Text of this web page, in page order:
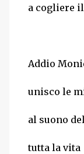
a cogliere
Addio
unisco le
al suono
tutta la vita